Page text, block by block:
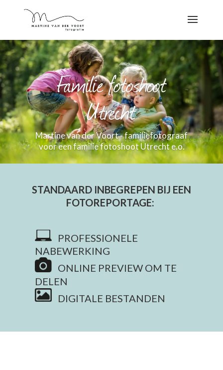
Familie fotoshoot
Utrecht
Martine van der Voort - familiefotograaf
voor een familie fotoshoot Utrecht e.o.
STANDAARD INBEGREPEN BIJ EEN
FOTOREPORTAGE:
PROFESSIONELE
NABEWERKING
ONLINE PREVIEW OM TE
DELEN
DIGITALE BESTANDEN